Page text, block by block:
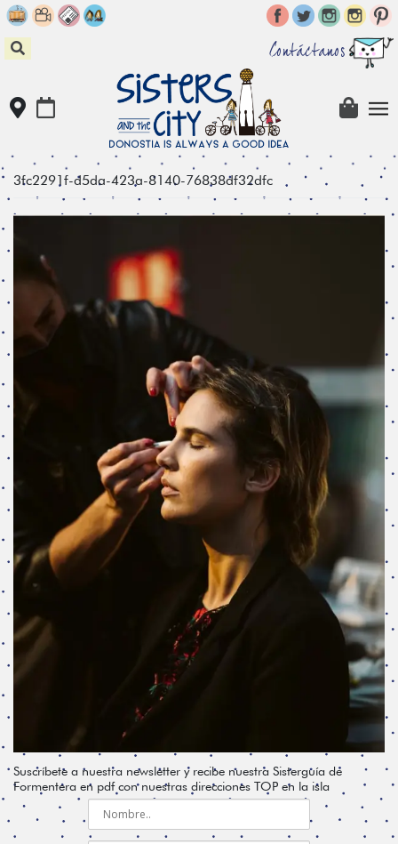
Skip
to
content
Contáctanos
3fc2291f-d5da-423a-8140-76838df32dfc
Suscríbete a nuestra newsletter y recibe nuestra Sisterguía de
Formentera en pdf con nuestras direcciones TOP en la isla